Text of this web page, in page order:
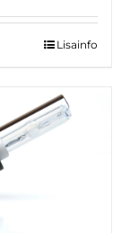
Lisainfo